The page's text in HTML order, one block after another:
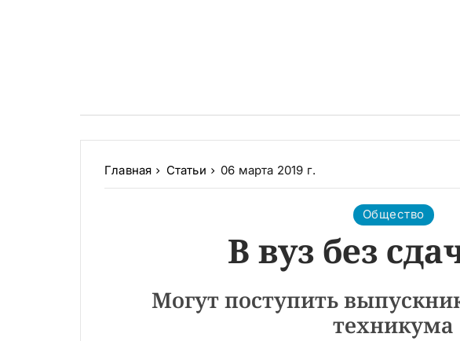
Главная Статьи 06 марта 2019 г.
Общество
В вуз без
Могут поступить
техникума